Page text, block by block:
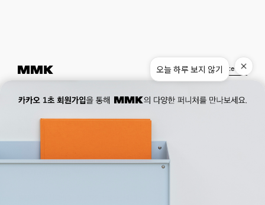
대표자 : 박기민 사업자 등록번호 : 821-86-02281
Museum. 02. 777. 5887 Office.02. 777. 5778
177, Duteopbawi-ro, Yongsan-gu, Seoul, Korea
Official : hello@mmk-seoul.com
Instagram Pinterest
오늘 하루 보지 않기